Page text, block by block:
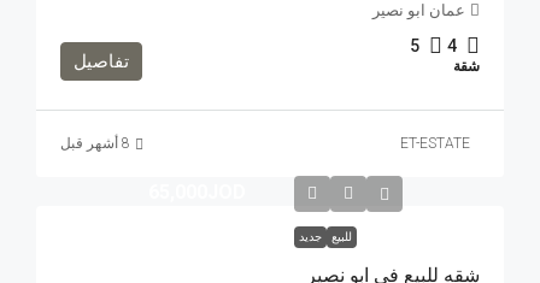
عمان ابو نصير
4
5
شقة تفاصيل
ET-ESTATE
للبيع جديد
شقه للبيع في ابو نصير